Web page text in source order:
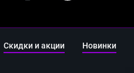
Скидки и акции Новинки